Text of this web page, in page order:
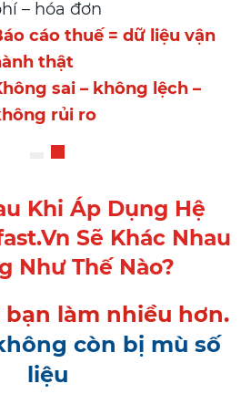
– hóa đơn
cáo thuế = dữ liệu vận
thật
sai – không lệch –
rủi ro
Khi Áp Dụng Hệ
Sẽ Khác Nhau
Như Thế Nào?
làm nhiều hơn.
còn bị mù số
liệu